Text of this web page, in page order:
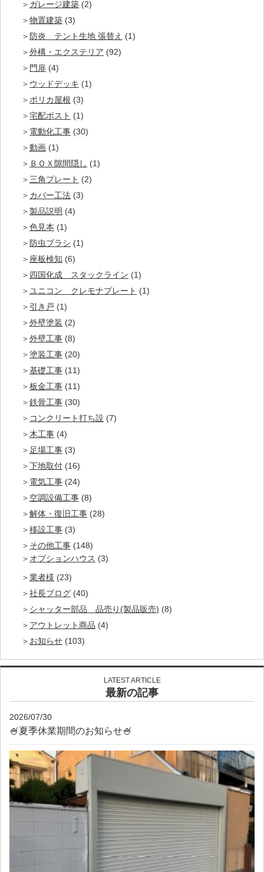
ガレージ建築 (2)
物置建築 (3)
防炎 テント生地 張替え (1)
外構・エクステリア (92)
門扉 (4)
ウッドデッキ (1)
ポリカ屋根 (3)
宅配ポスト (1)
電動化工事 (30)
動画 (1)
ＢＯＸ隙間隠し (1)
三角プレート (2)
カバー工法 (3)
製品説明 (4)
色見本 (1)
防虫ブラシ (1)
座板検知 (6)
四国化成 スタックライン (1)
ユニコン クレモナプレート (1)
引き戸 (1)
外壁塗装 (2)
外壁工事 (8)
塗装工事 (20)
基礎工事 (11)
板金工事 (11)
鉄骨工事 (30)
コンクリート打ち設 (7)
木工事 (4)
足場工事 (3)
下地取付 (16)
電気工事 (24)
空調設備工事 (8)
解体・復旧工事 (28)
移設工事 (3)
その他工事 (148)
オプションハウス (3)
業者様 (23)
社長ブログ (40)
シャッター部品 品売り(製品販売) (8)
アウトレット商品 (4)
お知らせ (103)
LATEST ARTICLE
最新の記事
2026/07/30
🍧夏季休業期間のお知らせ🍧